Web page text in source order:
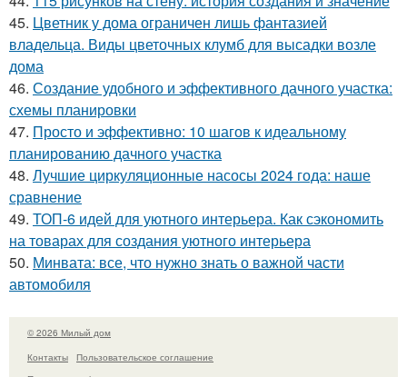
45. Цветник у дома ограничен лишь фантазией
владельца. Виды цветочных клумб для высадки возле
дома
46. Создание удобного и эффективного дачного участка:
схемы планировки
47. Просто и эффективно: 10 шагов к идеальному
планированию дачного участка
48. Лучшие циркуляционные насосы 2024 года: наше
сравнение
49. ТОП-6 идей для уютного интерьера. Как сэкономить
на товарах для создания уютного интерьера
50. Минвата: все, что нужно знать о важной части
автомобиля
© 2026 Милый дом
Контакты
Пользовательское соглашение